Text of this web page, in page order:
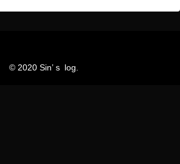
© 2020 Sin’ｓ log.